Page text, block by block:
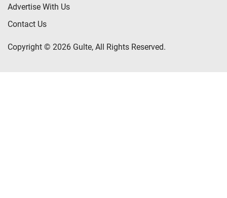
Advertise With Us
Contact Us
Copyright © 2026 Gulte, All Rights Reserved.